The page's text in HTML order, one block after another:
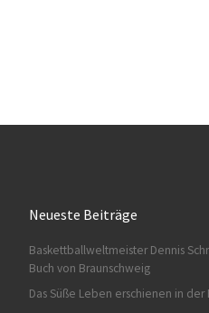
Neueste Beiträge
Baskettballweltmeister Dennis
Buch von Braunschweig
Das Süße Leben erschienen in